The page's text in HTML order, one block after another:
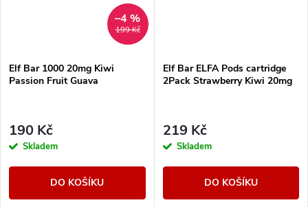
199 Kč
–4 %
Elf Bar 1000 20mg Kiwi
Passion Fruit Guava
190 Kč
Skladem
DO KOŠÍKU
Elf Bar ELFA Pods cartridge
2Pack Strawberry Kiwi 20mg
219 Kč
Skladem
DO KOŠÍKU